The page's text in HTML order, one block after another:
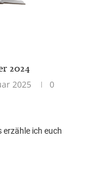
2024
2025
0
erzähle ich euch